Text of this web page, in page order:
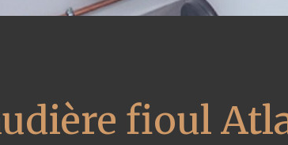
fioul